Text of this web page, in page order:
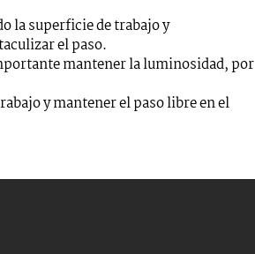
la superficie de trabajo y
el paso.
mantener la luminosidad, por
y mantener el paso libre en el